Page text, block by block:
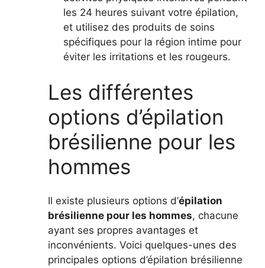
les 24 heures suivant votre épilation,
et utilisez des produits de soins
spécifiques pour la région intime pour
éviter les irritations et les rougeurs.
Les différentes
options d’épilation
brésilienne pour les
hommes
Il existe plusieurs options d’épilation
brésilienne pour les hommes, chacune
ayant ses propres avantages et
inconvénients. Voici quelques-unes des
principales options d’épilation brésilienne